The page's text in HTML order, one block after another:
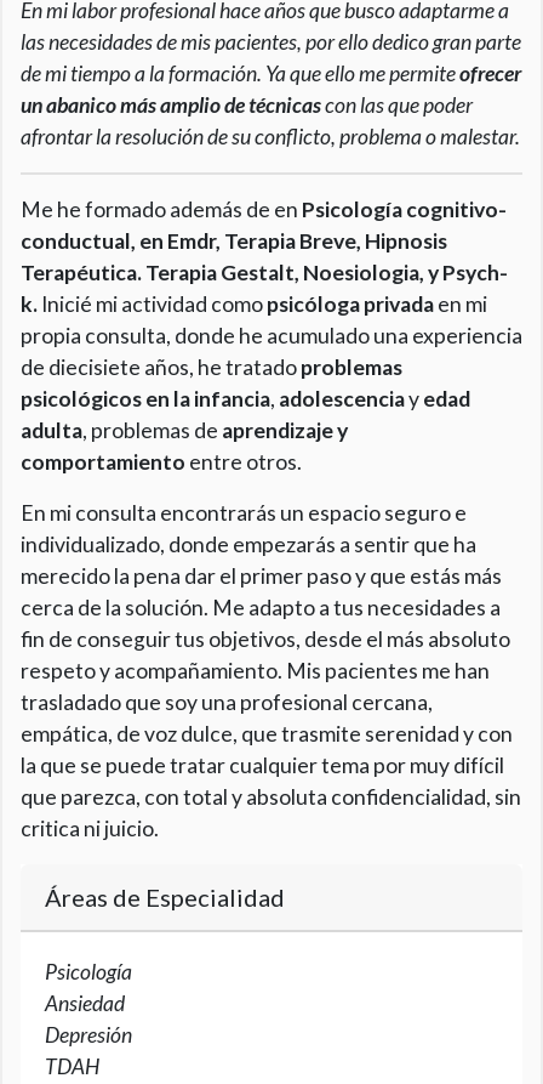
En mi labor profesional hace años que busco adaptarme a
las necesidades de mis pacientes, por ello dedico gran parte
de mi tiempo a la formación. Ya que ello me permiteofrecer
un abanico más amplio de técnicascon las que poder
afrontar la resolución de su conflicto, problema o malestar.
Me he formado además de en Psicología cognitivo-
conductual, en Emdr, Terapia Breve, Hipnosis
Terapéutica. Terapia Gestalt, Noesiologia, y Psych-
k. Inicié mi actividad comopsicóloga privadaen mi
propia consulta, donde he acumulado una experiencia
de diecisiete años, he tratadoproblemas
psicológicos en la infancia, adolescenciayedad
adulta, problemas de aprendizaje y
comportamiento entre otros.
En mi consulta encontrarás un espacio seguro e
individualizado, donde empezarás a sentir que ha
merecido la pena dar el primer paso y que estás más
cerca de la solución. Me adapto a tus necesidades a
fin de conseguir tus objetivos, desde el más absoluto
respeto y acompañamiento. Mis pacientes me han
trasladado que soy una profesional cercana,
empática, de voz dulce, que trasmite serenidad y con
la que se puede tratar cualquier tema por muy difícil
que parezca, con total y absoluta confidencialidad, sin
critica ni juicio.
Áreas de Especialidad
Psicología
Ansiedad
Depresión
TDAH